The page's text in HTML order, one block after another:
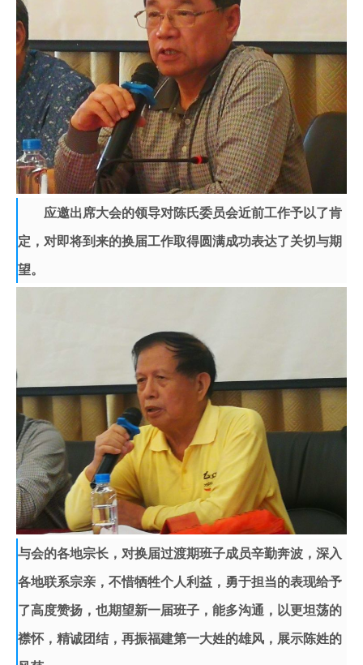
应邀出席大会的领导对陈氏委员会近前工作予以了肯
定，对即将到来的换届工作取得圆满成功表达了关切与期
望。
与会的各地宗长，对换届过渡期班子成员辛勤奔波，深入
各地联系宗亲，不惜牺牲个人利益，勇于担当的表现给予
了高度赞扬，也期望新一届班子，能多沟通，以更坦荡的
襟怀，精诚团结，再振福建第一大姓的雄风，展示陈姓的